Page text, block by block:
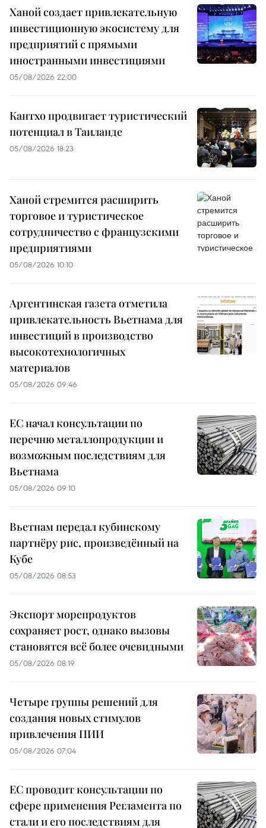
Ханой создает привлекательную
инвестиционную экосистему для
предприятий с прямыми
иностранными инвестициями
05/08/2026 22:00
Кантхо продвигает туристический
потенциал в Таиланде
05/08/2026 18:23
Ханой стремится расширить
торговое и туристическое
сотрудничество с французскими
предприятиями
05/08/2026 10:10
Аргентинская газета отметила
привлекательность Вьетнама для
инвестиций в производство
высокотехнологичных
материалов
05/08/2026 09:46
ЕС начал консультации по
перечню металлопродукции и
возможным последствиям для
Вьетнама
05/08/2026 09:10
Вьетнам передал кубинскому
партнёру рис, произведённый на
Кубе
05/08/2026 08:53
Экспорт морепродуктов
сохраняет рост, однако вызовы
становятся всё более очевидными
05/08/2026 08:19
Четыре группы решений для
создания новых стимулов
привлечения ПИИ
05/08/2026 07:04
ЕС проводит консультации по
сфере применения Регламента по
стали и его последствиям для